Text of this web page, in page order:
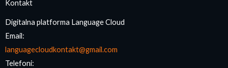
Kontakt
Digitalna platforma Language Cloud
Email:
languagecloudkontakt@gmail.com
Telefoni: